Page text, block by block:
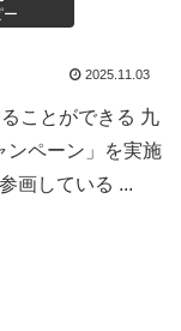
ー
2025.11.03
ることができる 九
ンペーン」を実施
画している ...